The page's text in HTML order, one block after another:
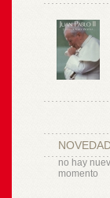
no hay
momento